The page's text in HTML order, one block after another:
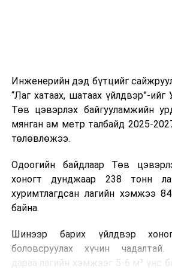
өдөр тутмын ажлын бэлэн
практик ур чадварыг сургалтын
Сургалтыг танилцуулах лекц,
жишээнд суурилсан сургалт,
танилцах, онцгой нөхцөлд
онол, практик хосолсон
байна.
зохион байгуулах Үндэсний
Нийслэлийн тээврийн газар,
Инженерийн дэд бүтцийг
“Лаг хатаах, шатаах үйлдвэр”-ийг
Төв цэвэрлэх байгууламжийн
мянган ам метр талбайд 2025-
төлөвлөжээ.
Одоогийн байдлаар Төв
хоногт дунджаар 238 тонн
хуримтлагдсан лагийн хэмжээ
байна.
Шинээр барих үйлдвэр
боловсруулах хүчин чадалтай.
дараа лагийн хэмжээг 5-6 м³ үнс